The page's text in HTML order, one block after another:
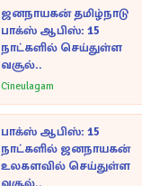
ஜனநாயகன் தமிழ்நாடு
பாக்ஸ் ஆபிஸ்: 15
நாட்களில் செய்துள்ள
வசூல்..
Cineulagam
பாக்ஸ் ஆபிஸ்: 15
நாட்களில் ஜனநாயகன்
உலகளவில் செய்துள்ள